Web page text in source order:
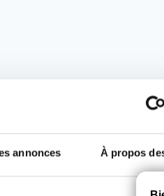
annonces À propos